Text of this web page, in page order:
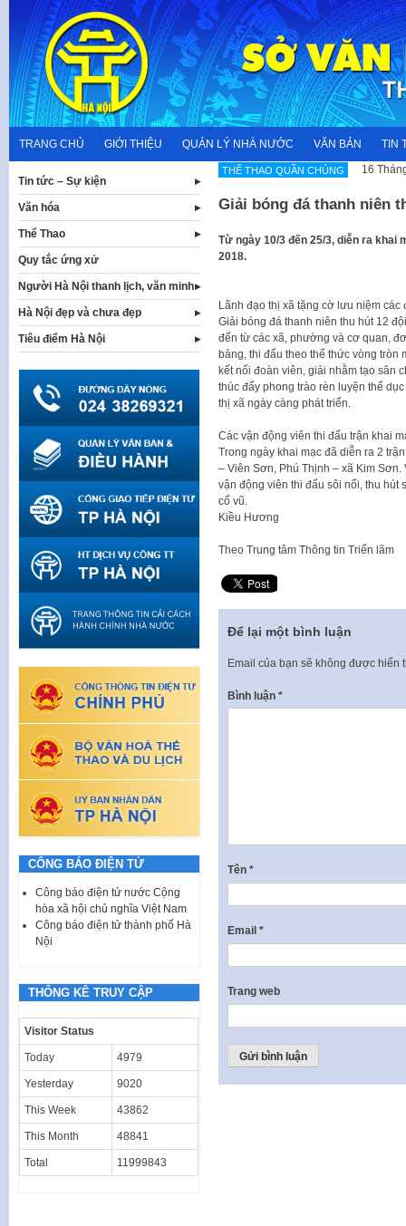
content
TRANG CHỦ GIỚI THIỆU QUẢN LÝ NHÀ NƯỚC VĂN BẢN TIN
THỂ THAO QUẦN CHÚNG 16
Giải bóng đá thanh niên
Từ ngày 10/3 đến 25/3, diễn ra khai
2018.
Lãnh đạo thị xã tặng cờ lưu niệm
Giải bóng đá thanh niên thu hút 12
đến từ các xã, phường và cơ quan,
bảng, thi đấu theo thể thức vòng
kết nối đoàn viên, giải nhằm tạo sân
thúc đẩy phong trào rèn luyện thể
thị xã ngày càng phát triển.
Các vận động viên thi đấu trận khai
Trong ngày khai mạc đã diễn ra 2
– Viên Sơn, Phú Thịnh – xã Kim
vận động viên thi đấu sôi nổi, thu hút
cổ vũ.
Kiều Hương
Theo Trung tâm Thông tin Triển lãm
Để lại một bình luận
Email của bạn sẽ không được hiển
Bình luận *
Tên *
Email *
Trang web
Tin tức – Sự kiện
Văn hóa
Thể Thao
Quy tắc ứng xử
Người Hà Nội thanh lịch, văn minh
Hà Nội đẹp và chưa đẹp
Tiêu điểm Hà Nội
CÔNG BÁO ĐIỆN TỬ
Công báo điện tử nước Cộng
hòa xã hội chủ nghĩa Việt Nam
Công báo điện tử thành phố Hà
Nội
THỐNG KÊ TRUY CẬP
Visitor Status
Today 4979
Yesterday 9020
This Week 43862
This Month 48841
Total 11999843